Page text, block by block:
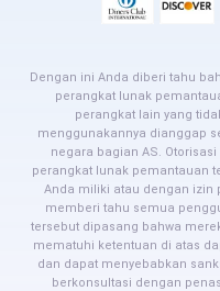
Dengan ini Anda diberi tahu
perangkat lunak
perangkat lain yang
menggunakannya dianggap
negara bagian AS.
perangkat lunak pemantauan
Anda miliki atau dengan izin
memberi tahu semua
tersebut dipasang bahwa
mematuhi ketentuan di atas
dan dapat menyebabkan
berkonsultasi dengan